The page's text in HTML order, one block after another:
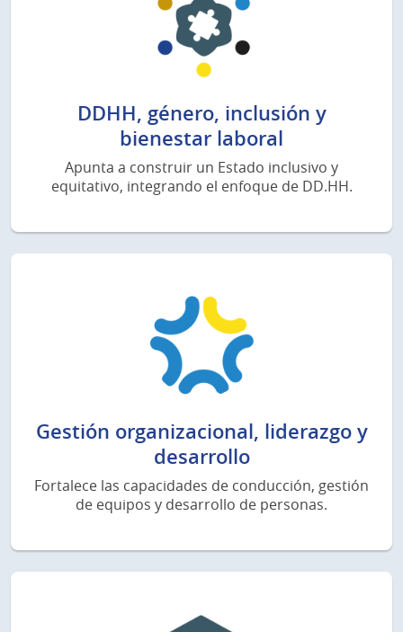
DDHH, género, inclusión y
bienestar laboral
Apunta a construir un Estado inclusivo y
equitativo, integrando el enfoque de DD.HH.
Gestión organizacional, liderazgo y
desarrollo
Fortalece las capacidades de conducción, gestión
de equipos y desarrollo de personas.